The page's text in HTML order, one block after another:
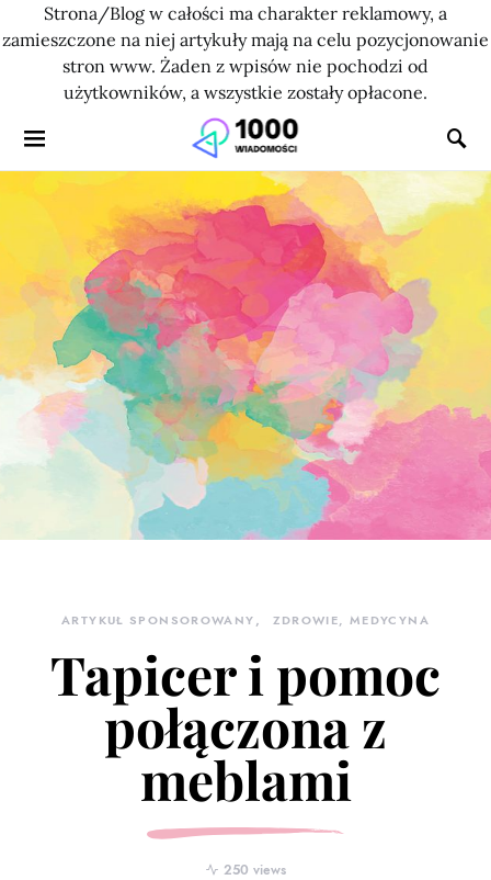
Strona/Blog w całości ma charakter reklamowy, a
zamieszczone na niej artykuły mają na celu pozycjonowanie
stron www. Żaden z wpisów nie pochodzi od
użytkowników, a wszystkie zostały opłacone.
ARTYKUŁ SPONSOROWANY ZDROWIE, MEDYCYNA
Tapicer i pomoc
połączona z
meblami
250 views